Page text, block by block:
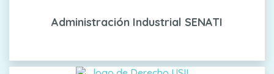
Administración Industrial SENATI